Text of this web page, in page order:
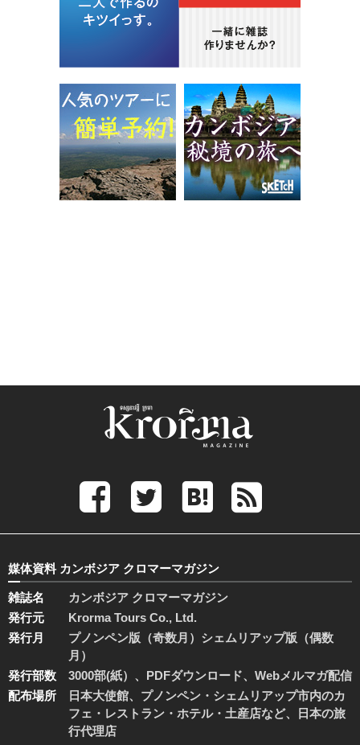
媒体資料 カンボジア クロマーマガジン
雑誌名
カンボジア クロマーマガジン
発行元
Krorma Tours Co., Ltd.
発行月
プノンペン版（奇数月）シェムリアップ版（偶数
月）
発行部数
3000部(紙）、PDFダウンロード、Webメルマガ配信
配布場所
日本大使館、プノンペン・シェムリアップ市内のカ
フェ・レストラン・ホテル・土産店など、日本の旅
行代理店